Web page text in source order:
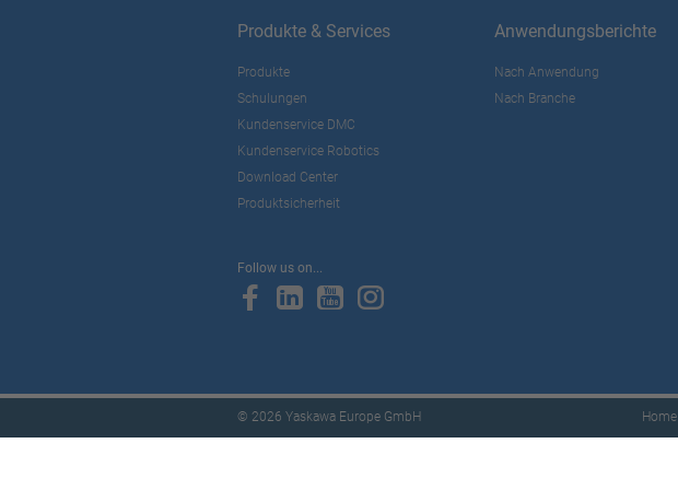
Produkte & Services
Produkte
Schulungen
Kundenservice DMC
Kundenservice Robotics
Download Center
Produktsicherheit
Anwendungsberichte
Nach Anwendung
Nach Branche
Follow us on...
© 2026 Yaskawa Europe GmbH Home